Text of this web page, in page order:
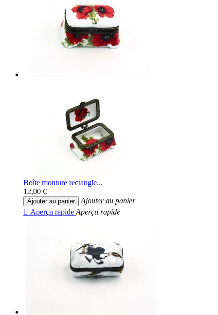
Boîte monture rectangle...
12,00 €
Ajouter au panier
Ajouter au panier
 Aperçu rapide Aperçu rapide